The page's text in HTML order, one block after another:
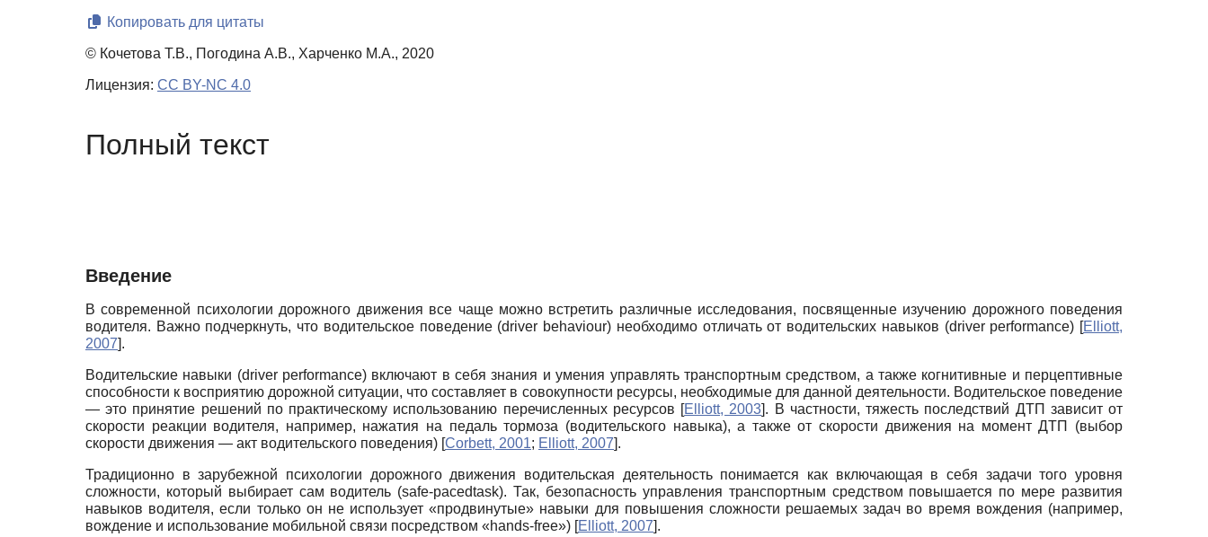
Копировать для цитаты
© Кочетова Т.В., Погодина А.В., Харченко М.А., 2020
Лицензия: CC BY-NC 4.0
Полный текст
Введение
В современной психологии дорожного движения все чаще можно встретить различные исследования, посвященные изучению дорожного поведения
водителя. Важно подчеркнуть, что водительское поведение (driver behaviour) необходимо отличать от водительских навыков (driver performance) [Elliott,
2007].
Водительские навыки (driver performance) включают в себя знания и умения управлять транспортным средством, а также когнитивные и перцептивные
способности к восприятию дорожной ситуации, что составляет в совокупности ресурсы, необходимые для данной деятельности. Водительское поведение
— это принятие решений по практическому использованию перечисленных ресурсов [Elliott, 2003]. В частности, тяжесть последствий ДТП зависит от
скорости реакции водителя, например, нажатия на педаль тормоза (водительского навыка), а также от скорости движения на момент ДТП (выбор
скорости движения — акт водительского поведения) [Corbett, 2001; Elliott, 2007].
Традиционно в зарубежной психологии дорожного движения водительская деятельность понимается как включающая в себя задачи того уровня
сложности, который выбирает сам водитель (safe-pacedtask). Так, безопасность управления транспортным средством повышается по мере развития
навыков водителя, если только он не использует «продвинутые» навыки для повышения сложности решаемых задач во время вождения (например,
вождение и использование мобильной связи посредством «hands-free») [Elliott, 2007].